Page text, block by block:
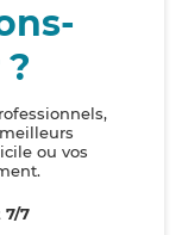
ou vos
7/7